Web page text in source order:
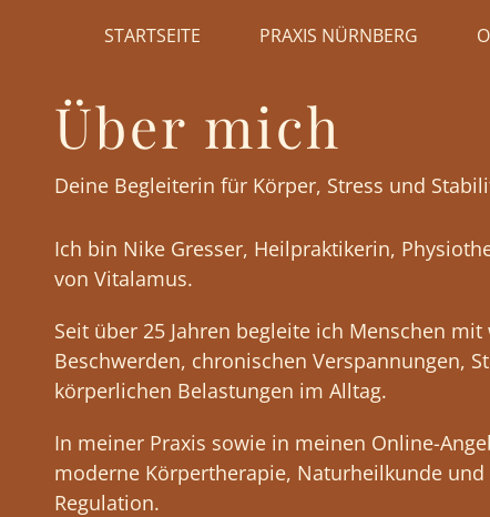
STARTSEITE PRAXIS NÜRNBERG
Über mich
Deine Begleiterin für Körper, Stress und
Ich bin Nike Gresser, Heilpraktikerin,
von Vitalamus.
Seit über 25 Jahren begleite ich Menschen
Beschwerden, chronischen Verspannungen,
körperlichen Belastungen im Alltag.
In meiner Praxis sowie in meinen Online-
moderne Körpertherapie, Naturheilkunde und
Regulation.